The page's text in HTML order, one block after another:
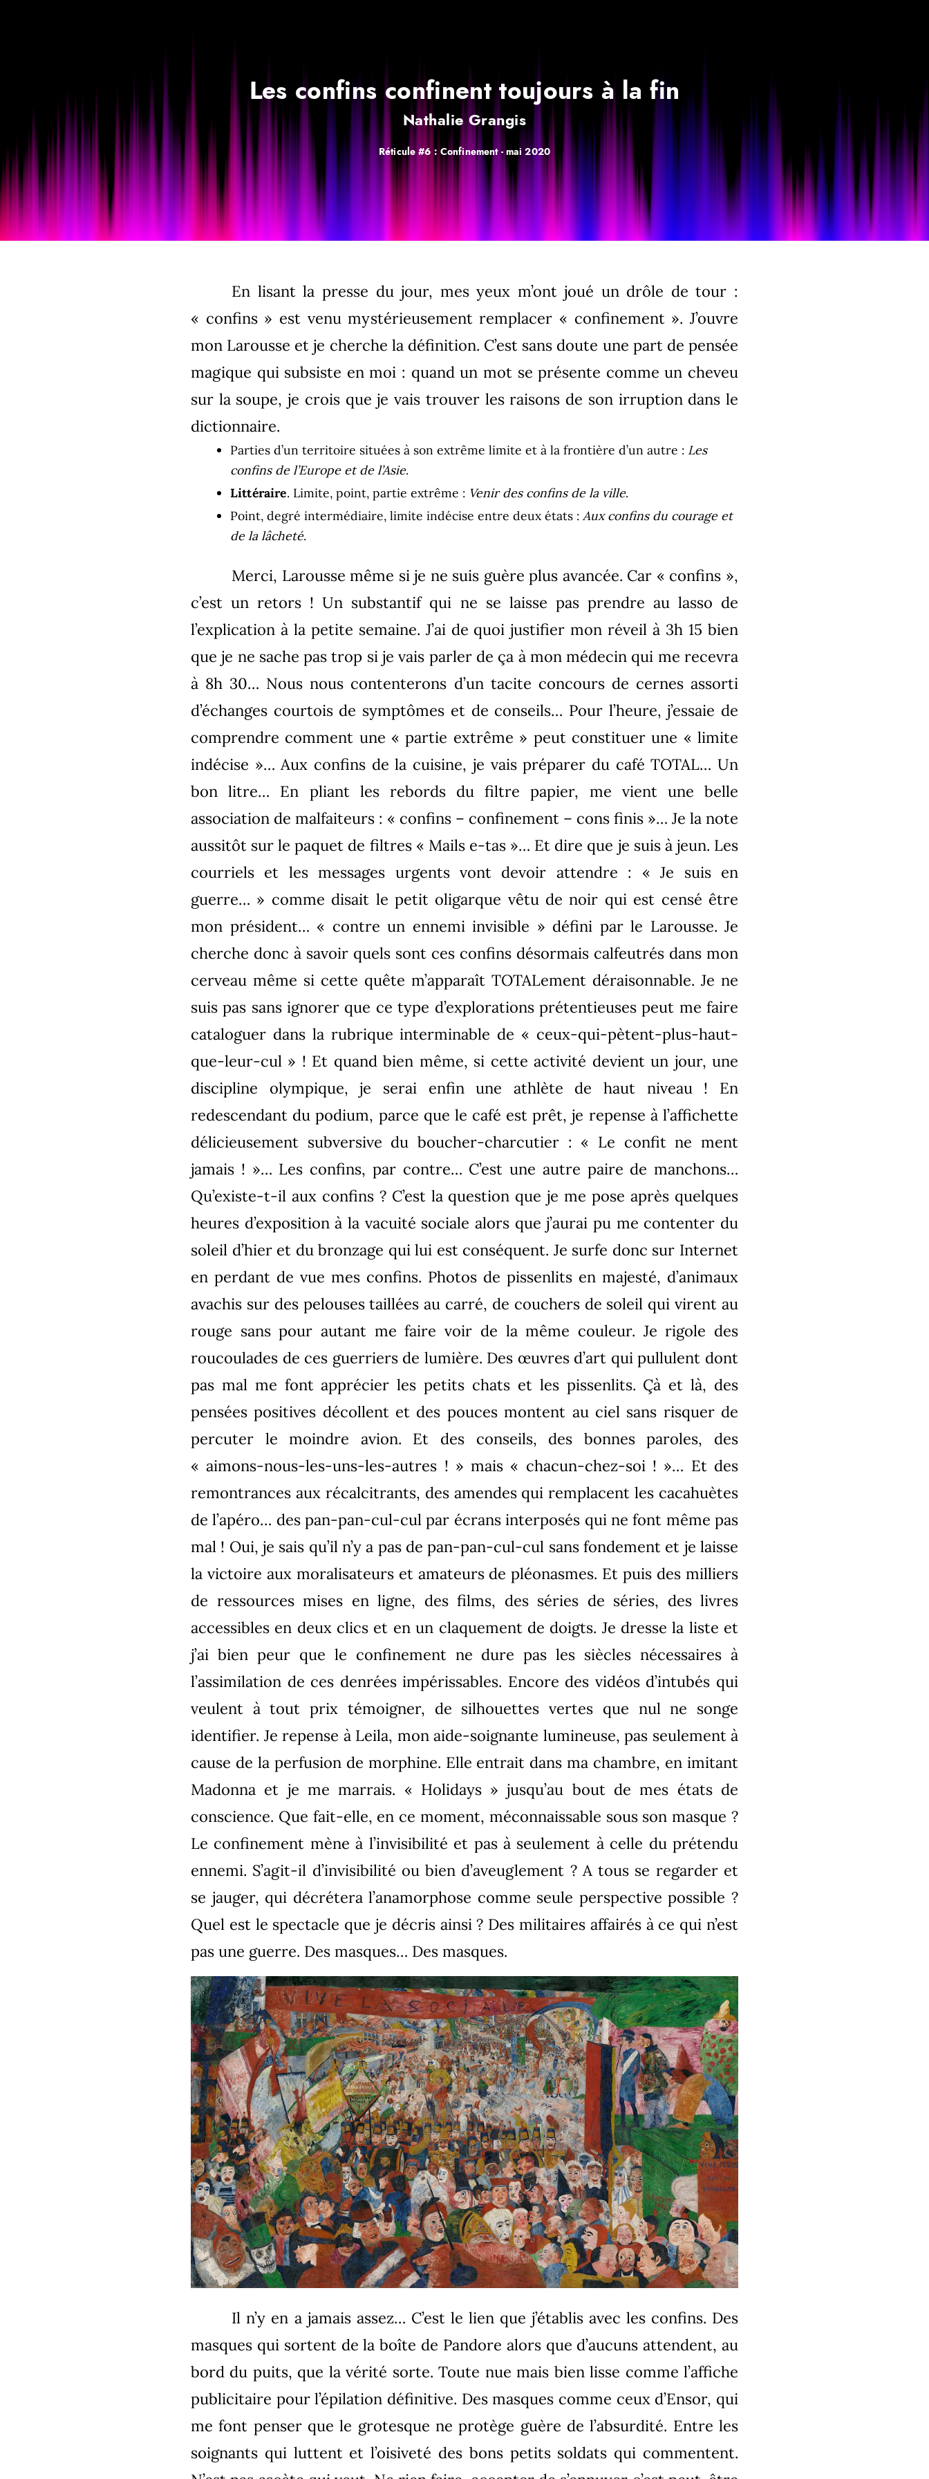
Les confins confinent toujours à la fin
Nathalie Grangis
Réticule #6 : Confinement - mai 2020
En lisant la presse du jour, mes yeux m’ont joué un drôle de tour :
« confins » est venu mystérieusement remplacer « confinement ». J’ouvre
mon Larousse et je cherche la définition. C’est sans doute une part de pensée
magique qui subsiste en moi : quand un mot se présente comme un cheveu
sur la soupe, je crois que je vais trouver les raisons de son irruption dans le
dictionnaire.
Parties d’un territoire situées à son extrême limite et à la frontière d’un autre : Les
confins de l’Europe et de l’Asie.
Littéraire. Limite, point, partie extrême : Venir des confins de la ville.
Point, degré intermédiaire, limite indécise entre deux états : Aux confins du courage et
de la lâcheté.
Merci, Larousse même si je ne suis guère plus avancée. Car « confins »,
c’est un retors ! Un substantif qui ne se laisse pas prendre au lasso de
l’explication à la petite semaine. J’ai de quoi justifier mon réveil à 3h 15 bien
que je ne sache pas trop si je vais parler de ça à mon médecin qui me recevra
à 8h 30… Nous nous contenterons d’un tacite concours de cernes assorti
d’échanges courtois de symptômes et de conseils… Pour l’heure, j’essaie de
comprendre comment une « partie extrême » peut constituer une « limite
indécise »… Aux confins de la cuisine, je vais préparer du café TOTAL… Un
bon litre… En pliant les rebords du filtre papier, me vient une belle
association de malfaiteurs : « confins – confinement – cons finis »… Je la note
aussitôt sur le paquet de filtres « Mails e-tas »… Et dire que je suis à jeun. Les
courriels et les messages urgents vont devoir attendre : « Je suis en
guerre… » comme disait le petit oligarque vêtu de noir qui est censé être
mon président… « contre un ennemi invisible » défini par le Larousse. Je
cherche donc à savoir quels sont ces confins désormais calfeutrés dans mon
cerveau même si cette quête m’apparaît TOTALement déraisonnable. Je ne
suis pas sans ignorer que ce type d’explorations prétentieuses peut me faire
cataloguer dans la rubrique interminable de « ceux-qui-pètent-plus-haut-
que-leur-cul » ! Et quand bien même, si cette activité devient un jour, une
discipline olympique, je serai enfin une athlète de haut niveau ! En
redescendant du podium, parce que le café est prêt, je repense à l’affichette
délicieusement subversive du boucher-charcutier : « Le confit ne ment
jamais ! »… Les confins, par contre… C’est une autre paire de manchons…
Qu’existe-t-il aux confins ? C’est la question que je me pose après quelques
heures d’exposition à la vacuité sociale alors que j’aurai pu me contenter du
soleil d’hier et du bronzage qui lui est conséquent. Je surfe donc sur Internet
en perdant de vue mes confins. Photos de pissenlits en majesté, d’animaux
avachis sur des pelouses taillées au carré, de couchers de soleil qui virent au
rouge sans pour autant me faire voir de la même couleur. Je rigole des
roucoulades de ces guerriers de lumière. Des œuvres d’art qui pullulent dont
pas mal me font apprécier les petits chats et les pissenlits. Çà et là, des
pensées positives décollent et des pouces montent au ciel sans risquer de
percuter le moindre avion. Et des conseils, des bonnes paroles, des
« aimons-nous-les-uns-les-autres ! » mais « chacun-chez-soi ! »… Et des
remontrances aux récalcitrants, des amendes qui remplacent les cacahuètes
de l’apéro… des pan-pan-cul-cul par écrans interposés qui ne font même pas
mal ! Oui, je sais qu’il n’y a pas de pan-pan-cul-cul sans fondement et je laisse
la victoire aux moralisateurs et amateurs de pléonasmes. Et puis des milliers
de ressources mises en ligne, des films, des séries de séries, des livres
accessibles en deux clics et en un claquement de doigts. Je dresse la liste et
j’ai bien peur que le confinement ne dure pas les siècles nécessaires à
l’assimilation de ces denrées impérissables. Encore des vidéos d’intubés qui
veulent à tout prix témoigner, de silhouettes vertes que nul ne songe
identifier. Je repense à Leila, mon aide-soignante lumineuse, pas seulement à
cause de la perfusion de morphine. Elle entrait dans ma chambre, en imitant
Madonna et je me marrais. « Holidays » jusqu’au bout de mes états de
conscience. Que fait-elle, en ce moment, méconnaissable sous son masque ?
Le confinement mène à l’invisibilité et pas à seulement à celle du prétendu
ennemi. S’agit-il d’invisibilité ou bien d’aveuglement ? A tous se regarder et
se jauger, qui décrétera l’anamorphose comme seule perspective possible ?
Quel est le spectacle que je décris ainsi ? Des militaires affairés à ce qui n’est
pas une guerre. Des masques… Des masques.
Il n’y en a jamais assez… C’est le lien que j’établis avec les confins. Des
masques qui sortent de la boîte de Pandore alors que d’aucuns attendent, au
bord du puits, que la vérité sorte. Toute nue mais bien lisse comme l’affiche
publicitaire pour l’épilation définitive. Des masques comme ceux d’Ensor, qui
me font penser que le grotesque ne protège guère de l’absurdité. Entre les
soignants qui luttent et l’oisiveté des bons petits soldats qui commentent.